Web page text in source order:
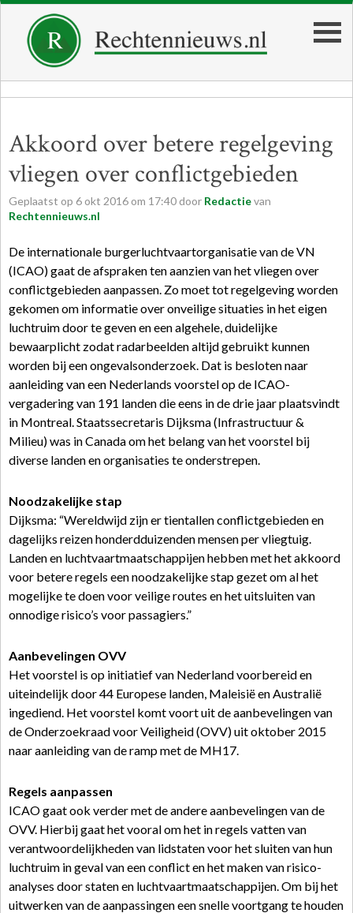
Akkoord over betere regelgeving
vliegen over conflictgebieden
Geplaatst op 6 okt 2016 om 17:40 door Redactievan
Rechtennieuws.nl
De internationale burgerluchtvaartorganisatie van de VN
(ICAO) gaat de afspraken ten aanzien van het vliegen over
conflictgebieden aanpassen. Zo moet tot regelgeving worden
gekomen om informatie over onveilige situaties in het eigen
luchtruim door te geven en een algehele, duidelijke
bewaarplicht zodat radarbeelden altijd gebruikt kunnen
worden bij een ongevalsonderzoek. Dat is besloten naar
aanleiding van een Nederlands voorstel op de ICAO-
vergadering van 191 landen die eens in de drie jaar plaatsvindt
in Montreal. Staatssecretaris Dijksma (Infrastructuur &
Milieu) was in Canada om het belang van het voorstel bij
diverse landen en organisaties te onderstrepen.
Noodzakelijke stap
Dijksma: “Wereldwijd zijn er tientallen conflictgebieden en
dagelijks reizen honderdduizenden mensen per vliegtuig.
Landen en luchtvaartmaatschappijen hebben met het akkoord
voor betere regels een noodzakelijke stap gezet om al het
mogelijke te doen voor veilige routes en het uitsluiten van
onnodige risico’s voor passagiers.”
Aanbevelingen OVV
Het voorstel is op initiatief van Nederland voorbereid en
uiteindelijk door 44 Europese landen, Maleisië en Australië
ingediend. Het voorstel komt voort uit de aanbevelingen van
de Onderzoekraad voor Veiligheid (OVV) uit oktober 2015
naar aanleiding van de ramp met de MH17.
Regels aanpassen
ICAO gaat ook verder met de andere aanbevelingen van de
OVV. Hierbij gaat het vooral om het in regels vatten van
verantwoordelijkheden van lidstaten voor het sluiten van hun
luchtruim in geval van een conflict en het maken van risico-
analyses door staten en luchtvaartmaatschappijen. Om bij het
uitwerken van de aanpassingen een snelle voortgang te houden